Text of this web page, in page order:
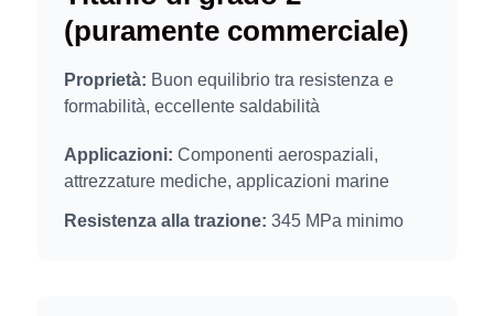
(puramente commerciale)
Proprietà: Buon equilibrio tra resistenza e
formabilità, eccellente saldabilità
Applicazioni: Componenti aerospaziali,
attrezzature mediche, applicazioni marine
Resistenza alla trazione: 345 MPa minimo